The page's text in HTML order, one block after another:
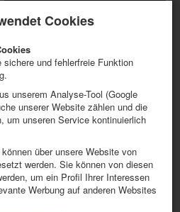
Cookies
und fehlerfreie Funktion
unserem Analyse-Tool (Google
unserer Website zählen und die
um unseren Service kontinuierlich
über unsere Website von
werden. Sie können von diesen
um ein Profil Ihrer Interessen
Werbung auf anderen Websites
Registrieren / Mein CALVENDO
Leitung der
neu